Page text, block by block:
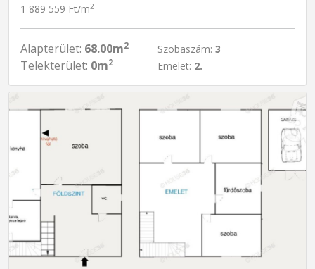
1 889 559 Ft/m2
Alapterület: 68.00m2
Telekterület: 0m2
Szobaszám: 3
Emelet: 2.